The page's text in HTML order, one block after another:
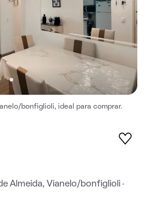
bonfiglioli, ideal para comprar.
Almeida, Vianelo/bonfiglioli ·